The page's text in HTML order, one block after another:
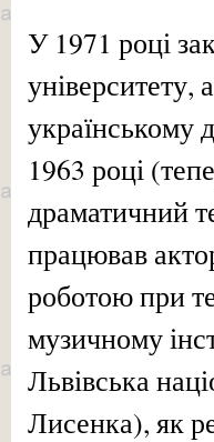
У 1971 році
університету,
українському
1963 році
драматичний
працював
роботою при
музичному
Львівська
Лисенка), як